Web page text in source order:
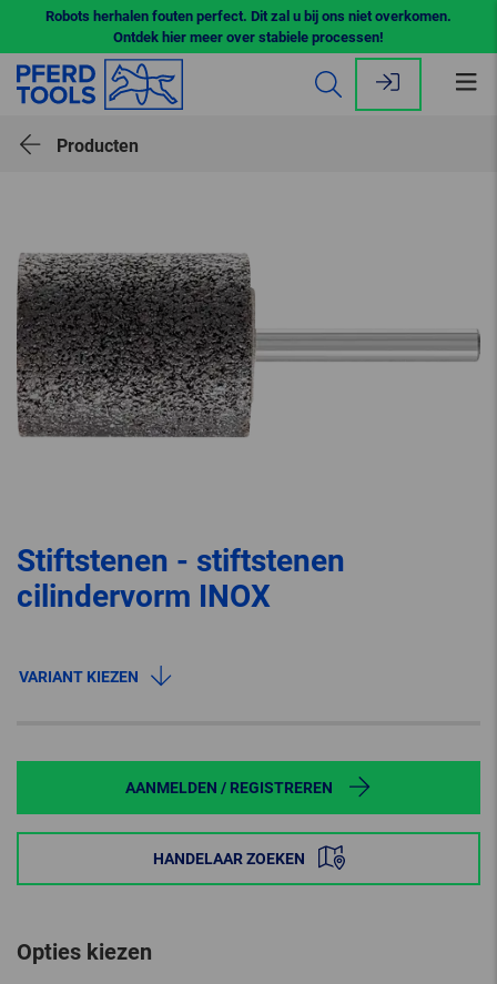
Robots herhalen fouten perfect. Dit zal u bij ons niet overkomen.
Ontdek hier meer over stabiele processen!
Producten
Stiftstenen - stiftstenen
cilindervorm INOX
VARIANT KIEZEN
AANMELDEN / REGISTREREN
HANDELAAR ZOEKEN
Opties kiezen